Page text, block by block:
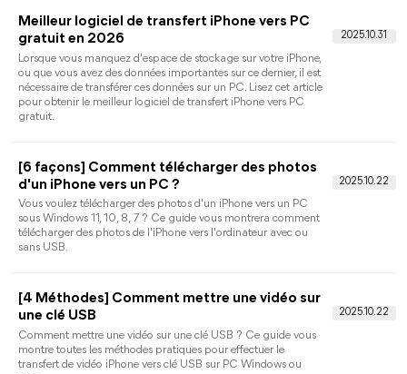
votre ordinateur portable Lenovo ? Ce guide vous montrera en
détail 4 façons de transférer des photos de l'iPhone à
l'ordinateur portable Lenovo avec un câble USB ou sans fil.
[9 Méthodes] Comment transférer des
Comment transférer les photos de PC vers iPhone ? Ici, nous
vous présentons neuf façons pour vous aider à synchroniser
des photos du PC vers iPhone facilement.
Où télécharger des sonneries gratuites pour l'iPhone ?
une musique en sonnerie sur iPhone ? Ce guide vous
changer de sonnerie sur votre nouvel iPhone.